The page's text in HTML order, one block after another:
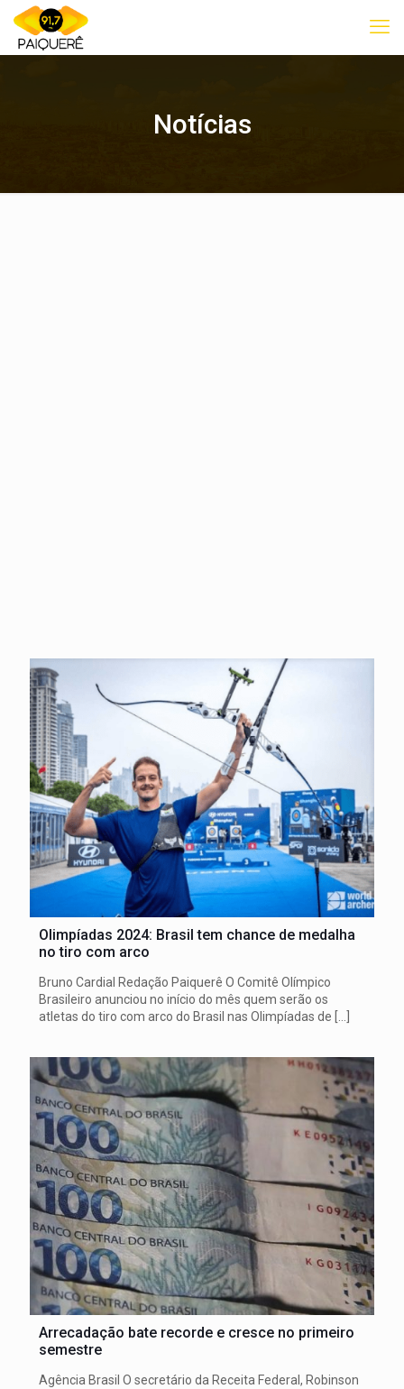
Notícias
Olimpíadas 2024: Brasil tem chance de medalha
no tiro com arco
Bruno Cardial Redação Paiquerê O Comitê Olímpico
Brasileiro anunciou no início do mês quem serão os
atletas do tiro com arco do Brasil nas Olimpíadas de […]
Arrecadação bate recorde e cresce no primeiro
semestre
Agência Brasil O secretário da Receita Federal, Robinson